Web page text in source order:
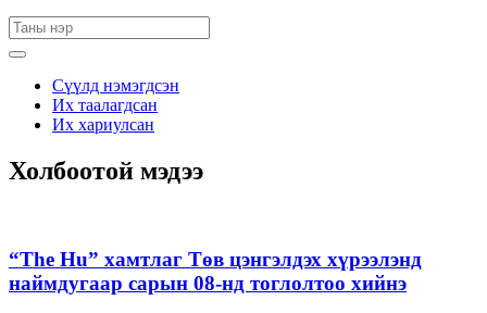
Сүүлд нэмэгдсэн
Их таалагдсан
Их хариулсан
Холбоотой мэдээ
“The Hu” хамтлаг Төв цэнгэлдэх хүрээлэнд
наймдугаар сарын 08-нд тоглолтоо хийнэ